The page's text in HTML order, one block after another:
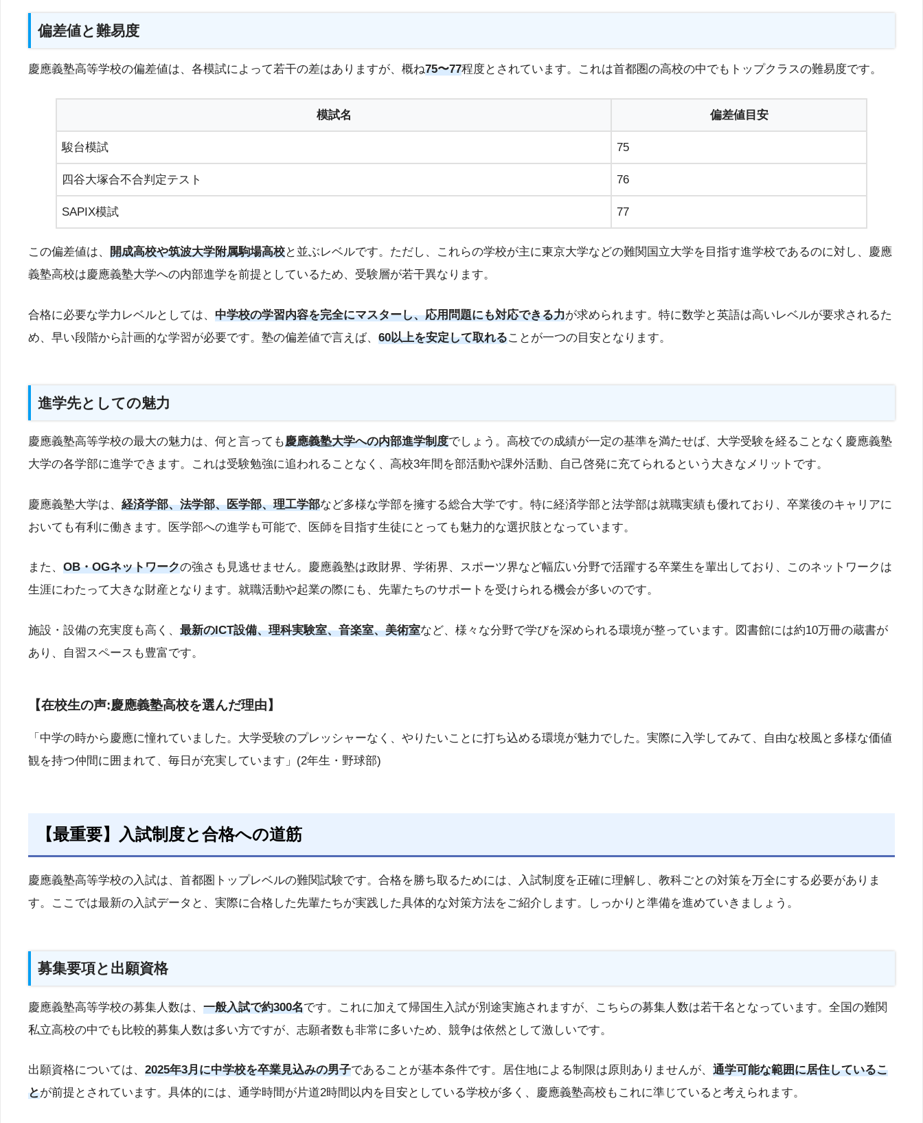
偏差値と難易度
慶應義塾高等学校の偏差値は、各模試によって若干の差はありますが、概ね75〜77程度とされています。これは首都圏の高校の中でもトップクラスの難易度です。
模試名 偏差値目安
駿台模試 75
四谷大塚合不合判定テスト 76
SAPIX模試 77
この偏差値は、 開成高校や筑波大学附属駒場高校と並ぶレベルです。ただし、これらの学校が主に東京大学などの難関国立大学を目指す進学校であるのに対し、慶應
義塾高校は慶應義塾大学への内部進学を前提としているため、受験層が若干異なります。
合格に必要な学力レベルとしては、 中学校の学習内容を完全にマスターし、応用問題にも対応できる力が求められます。特に数学と英語は高いレベルが要求されるた
め、早い段階から計画的な学習が必要です。塾の偏差値で言えば、 60以上を安定して取れることが一つの目安となります。
進学先としての魅力
慶應義塾高等学校の最大の魅力は、何と言っても慶應義塾大学への内部進学制度でしょう。高校での成績が一定の基準を満たせば、大学受験を経ることなく慶應義塾
大学の各学部に進学できます。これは受験勉強に追われることなく、高校3年間を部活動や課外活動、自己啓発に充てられるという大きなメリットです。
慶應義塾大学は、 経済学部、法学部、医学部、理工学部など多様な学部を擁する総合大学です。特に経済学部と法学部は就職実績も優れており、卒業後のキャリアに
おいても有利に働きます。医学部への進学も可能で、医師を目指す生徒にとっても魅力的な選択肢となっています。
また、 OB・OGネットワークの強さも見逃せません。慶應義塾は政財界、学術界、スポーツ界など幅広い分野で活躍する卒業生を輩出しており、このネットワークは
生涯にわたって大きな財産となります。就職活動や起業の際にも、先輩たちのサポートを受けられる機会が多いのです。
施設・設備の充実度も高く、 最新のICT設備、理科実験室、音楽室、美術室など、様々な分野で学びを深められる環境が整っています。図書館には約10万冊の蔵書が
あり、自習スペースも豊富です。
【在校生の声:慶應義塾高校を選んだ理由】
「中学の時から慶應に憧れていました。大学受験のプレッシャーなく、やりたいことに打ち込める環境が魅力でした。実際に入学してみて、自由な校風と多様な価値
観を持つ仲間に囲まれて、毎日が充実しています」(2年生・野球部)
【最重要】入試制度と合格への道筋
慶應義塾高等学校の入試は、首都圏トップレベルの難関試験です。合格を勝ち取るためには、入試制度を正確に理解し、教科ごとの対策を万全にする必要がありま
す。ここでは最新の入試データと、実際に合格した先輩たちが実践した具体的な対策方法をご紹介します。しっかりと準備を進めていきましょう。
募集要項と出願資格
慶應義塾高等学校の募集人数は、 一般入試で約300名です。これに加えて帰国生入試が別途実施されますが、こちらの募集人数は若干名となっています。全国の難関
私立高校の中でも比較的募集人数は多い方ですが、志願者数も非常に多いため、競争は依然として激しいです。
出願資格については、 2025年3月に中学校を卒業見込みの男子であることが基本条件です。居住地による制限は原則ありませんが、 通学可能な範囲に居住しているこ
とが前提とされています。具体的には、通学時間が片道2時間以内を目安としている学校が多く、慶應義塾高校もこれに準じていると考えられます。